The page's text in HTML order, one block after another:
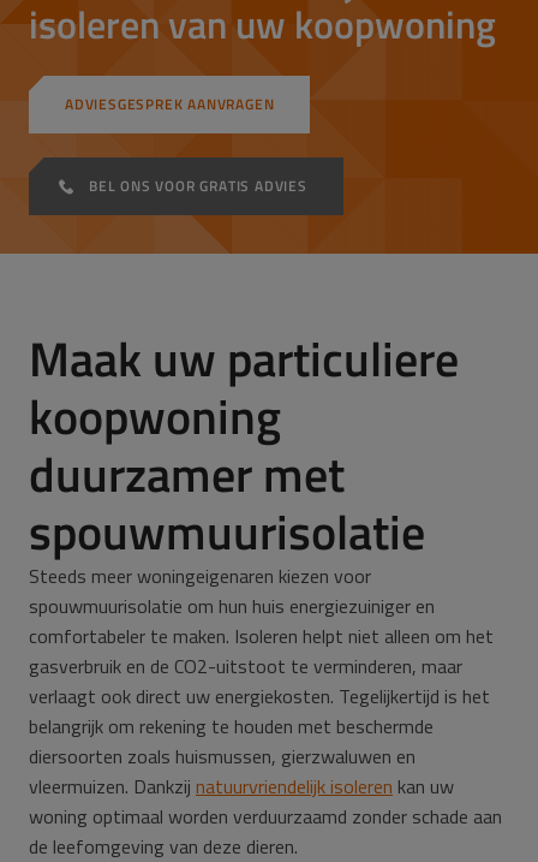
isoleren van uw koopwoning
ADVIESGESPREK AANVRAGEN
BEL ONS VOOR GRATIS ADVIES
Maak uw particuliere
koopwoning
duurzamer met
spouwmuurisolatie
Steeds meer woningeigenaren kiezen voor
spouwmuurisolatie om hun huis energiezuiniger en
comfortabeler te maken. Isoleren helpt niet alleen om het
gasverbruik en de CO2-uitstoot te verminderen, maar
verlaagt ook direct uw energiekosten. Tegelijkertijd is het
belangrijk om rekening te houden met beschermde
diersoorten zoals huismussen, gierzwaluwen en
vleermuizen. Dankzij natuurvriendelijk isoleren kan uw
woning optimaal worden verduurzaamd zonder schade aan
de leefomgeving van deze dieren.